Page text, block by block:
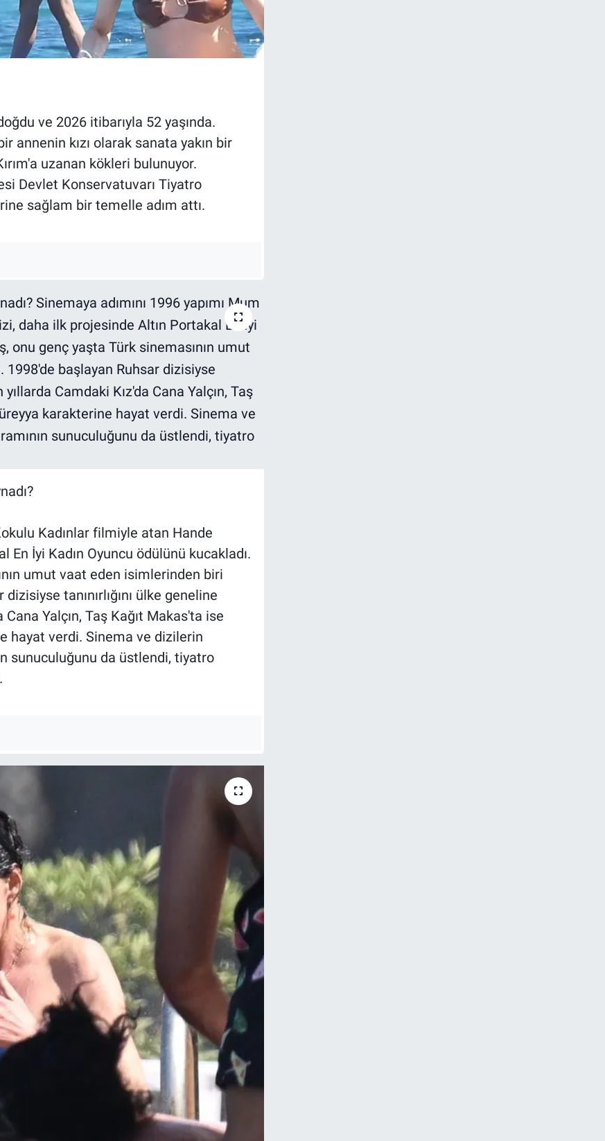
ve 2026 itibarıyla 52 yaşında.
annenin kızı olarak sanata yakın bir
uzanan kökleri bulunuyor.
Devlet Konservatuvarı Tiyatro
sağlam bir temelle adım attı.
Kadınlar filmiyle atan Hande
İyi Kadın Oyuncu ödülünü kucakladı.
umut vaat eden isimlerinden biri
tanınırlığını ülke geneline
Cana Yalçın, Taş Kağıt Makas'ta ise
hayat verdi. Sinema ve dizilerin
sunuculuğunu da üstlendi, tiyatro